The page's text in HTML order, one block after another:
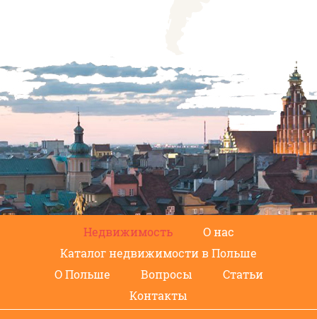
Недвижимость
О нас
Каталог недвижимости в Польше
О Польше
Вопросы
Статьи
Контакты